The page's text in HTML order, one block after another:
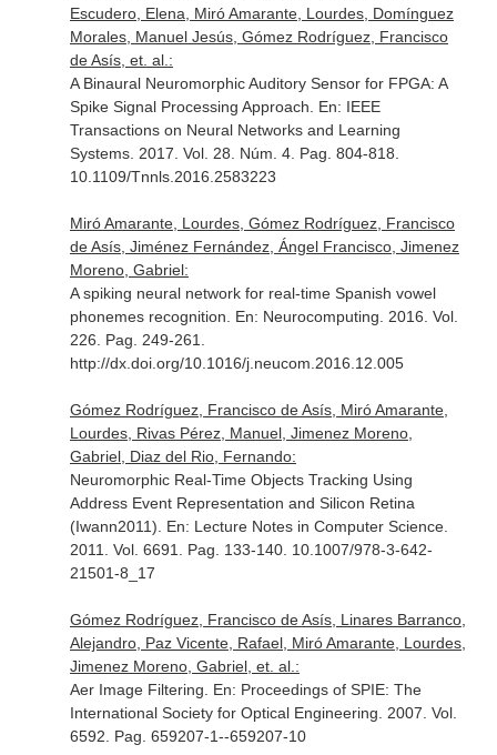
Escudero, Elena, Miró Amarante, Lourdes, Domínguez
Morales, Manuel Jesús, Gómez Rodríguez, Francisco
de Asís, et. al.:
A Binaural Neuromorphic Auditory Sensor for FPGA: A
Spike Signal Processing Approach. En: IEEE
Transactions on Neural Networks and Learning
Systems. 2017. Vol. 28. Núm. 4. Pag. 804-818.
10.1109/Tnnls.2016.2583223
Miró Amarante, Lourdes, Gómez Rodríguez, Francisco
de Asís, Jiménez Fernández, Ángel Francisco, Jimenez
Moreno, Gabriel:
A spiking neural network for real-time Spanish vowel
phonemes recognition. En: Neurocomputing . 2016. Vol.
226. Pag. 249-261.
http://dx.doi.org/10.1016/j.neucom.2016.12.005
Gómez Rodríguez, Francisco de Asís, Miró Amarante,
Lourdes, Rivas Pérez, Manuel, Jimenez Moreno,
Gabriel, Diaz del Rio, Fernando:
Neuromorphic Real-Time Objects Tracking Using
Address Event Representation and Silicon Retina
(Iwann2011). En: Lecture Notes in Computer Science.
2011. Vol. 6691. Pag. 133-140. 10.1007/978-3-642-
21501-8_17
Gómez Rodríguez, Francisco de Asís, Linares Barranco,
Alejandro, Paz Vicente, Rafael, Miró Amarante, Lourdes,
Jimenez Moreno, Gabriel, et. al.:
Aer Image Filtering. En: Proceedings of SPIE: The
International Society for Optical Engineering . 2007. Vol.
6592. Pag. 659207-1--659207-10